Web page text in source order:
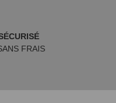
FRAIS